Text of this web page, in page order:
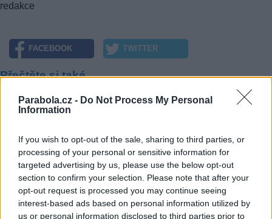
Parabola.cz - Do Not Process My Personal
Information
If you wish to opt-out of the sale, sharing to third parties, or
processing of your personal or sensitive information for
targeted advertising by us, please use the below opt-out
section to confirm your selection. Please note that after your
opt-out request is processed you may continue seeing
interest-based ads based on personal information utilized by
us or personal information disclosed to third parties prior to
redakce
FACEBOOK TWITTER
Přečtěte si také
Češi utrácejí za placenou TV stále víc
Sportovní obsah stále rozhoduje, zda si divák zvolí pay-tv
Reklama
Pracovní nabídky
07.08.2026 -
Bosch Powertrain s.r.o. Jihlava • linkový střídač • mzda
48.400 Kč • příspěvek na ubytování (Jihlava, okres Jihlava)